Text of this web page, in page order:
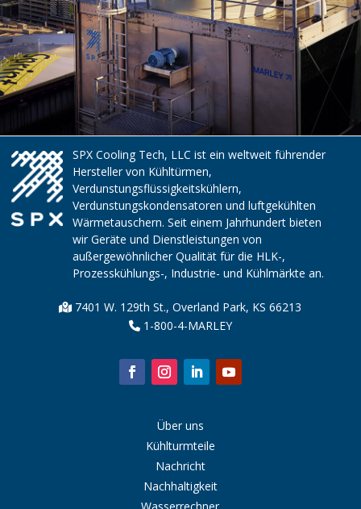
SPX Cooling Tech, LLC ist ein weltweit führender
Hersteller von Kühltürmen,
Verdunstungsflüssigkeitskühlern,
Verdunstungskondensatoren und luftgekühlten
Wärmetauschern. Seit einem Jahrhundert bieten
wir Geräte und Dienstleistungen von
außergewöhnlicher Qualität für die HLK-,
Prozesskühlungs-, Industrie- und Kühlmärkte an.
7401 W. 129th St., Overland Park, KS 66213
1-800-4-MARLEY
Über uns
Kühlturmteile
Nachricht
Nachhaltigkeit
Wasserrechner